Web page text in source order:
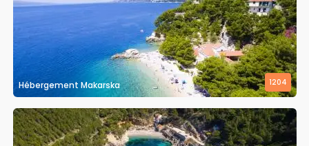
1204
Hébergement Makarska